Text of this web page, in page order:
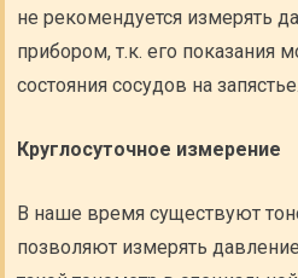
не рекомендуется измерять
прибором, т.к. его показания
состояния сосудов на запястье.
Круглосуточное измерение
В наше время существуют
позволяют измерять